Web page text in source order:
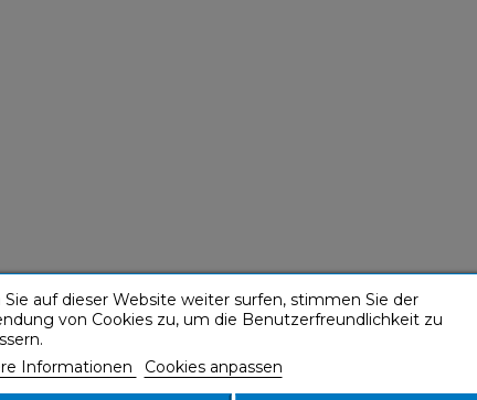
Sie auf dieser Website weiter surfen, stimmen Sie der
von Cookies zu, um die Benutzerfreundlichkeit zu
Informationen
Cookies anpassen